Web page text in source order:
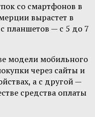
со смартфонов в
вырастет в
планшетов — с 5 до 7
модели мобильного
через сайты и
а с другой —
средства оплаты